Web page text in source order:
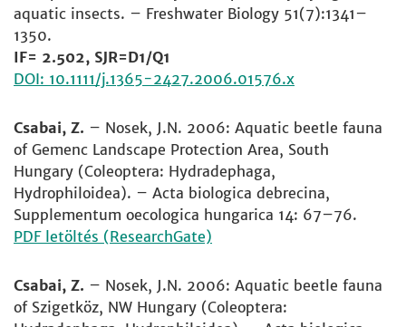
aquatic insects. – Freshwater Biology 51(7):1341–
1350.
IF= 2.502, SJR=D1/Q1
DOI: 10.1111/j.1365-2427.2006.01576.x
Csabai, Z. – Nosek, J.N. 2006: Aquatic beetle fauna
of Gemenc Landscape Protection Area, South
Hungary (Coleoptera: Hydradephaga,
Hydrophiloidea). – Acta biologica debrecina,
Supplementum oecologica hungarica 14: 67–76.
PDF letöltés (ResearchGate)
Csabai, Z. – Nosek, J.N. 2006: Aquatic beetle fauna
of Szigetköz, NW Hungary (Coleoptera: